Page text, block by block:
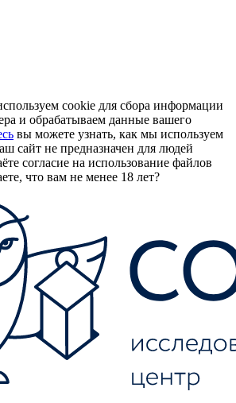
cookie для сбора информации
и обрабатываем данные вашего
вы можете узнать, как мы используем
сайт не предназначен для людей
согласие на использование файлов
что вам не менее 18 лет?